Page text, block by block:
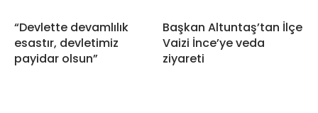
“Devlette devamlılık
esastır, devletimiz
payidar olsun”
Başkan Altuntaş’tan İlçe
Vaizi İnce’ye veda
ziyareti